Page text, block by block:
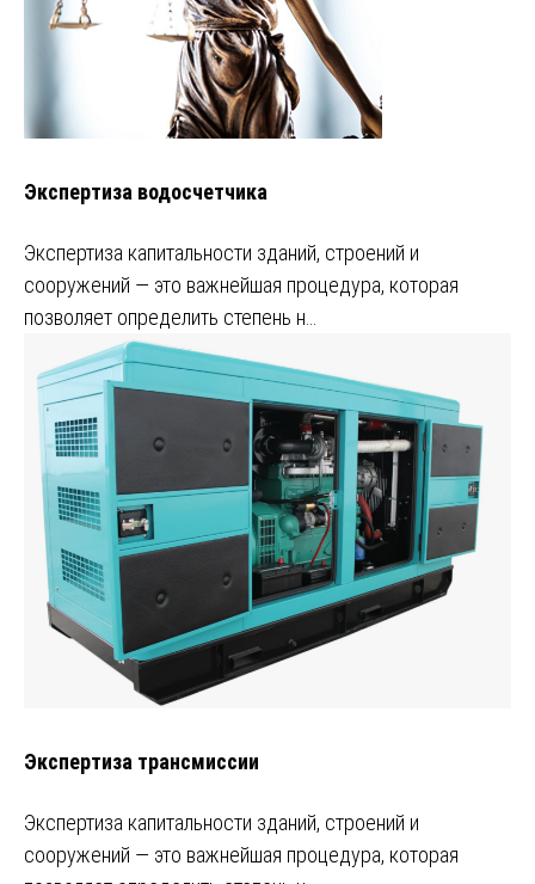
Экспертиза водосчетчика
Экспертиза капитальности зданий, строений и
сооружений — это важнейшая процедура, которая
позволяет определить степень н…
Экспертиза трансмиссии
Экспертиза капитальности зданий, строений и
сооружений — это важнейшая процедура, которая